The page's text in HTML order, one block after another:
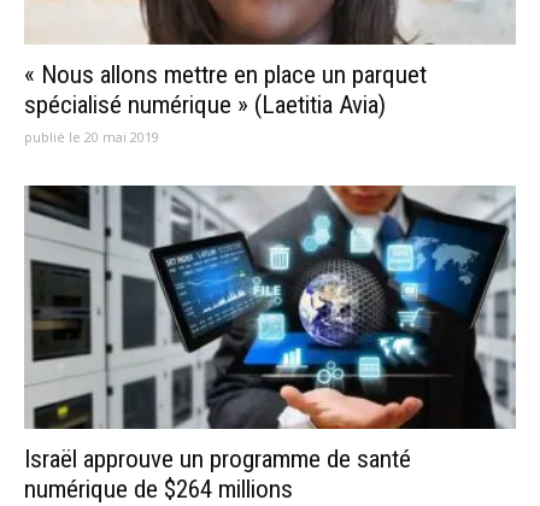
« Nous allons mettre en place un parquet
spécialisé numérique » (Laetitia Avia)
publié le 20 mai 2019
Israël approuve un programme de santé
numérique de $264 millions